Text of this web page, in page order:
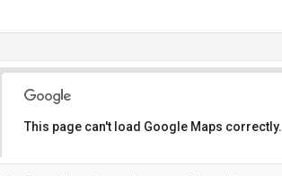
This page can't load Google Maps correctly.